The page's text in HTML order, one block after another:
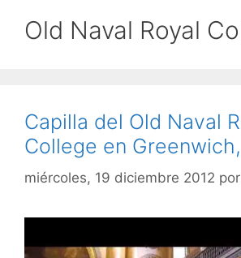
Old Naval Royal
Capilla del Old Naval
College en
miércoles, 19 diciembre 2012 por